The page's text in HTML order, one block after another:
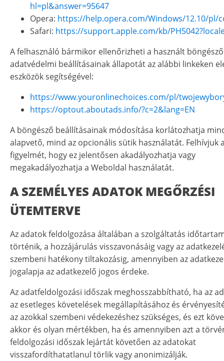
hl=pl&answer=95647
Opera: https://help.opera.com/Windows/12.10/pl/
Safari: https://support.apple.com/kb/
A felhasználó bármikor ellenőrizheti a használt
adatvédelmi beállításainak állapotát az alábbi linkeken
eszközök segítségével:
https://www.youronlinechoices.com/pl/
https://optout.aboutads.info/?c=2&lang=EN
A böngésző beállításainak módosítása korlátozhatja
alapvető, mind az opcionális sütik használatát. Felhívjuk
figyelmét, hogy ez jelentősen akadályozhatja vagy
megakadályozhatja a Weboldal használatát.
A SZEMÉLYES ADATOK MEGŐRZÉSI
ÜTEMTERVE
Az adatok feldolgozása általában a szolgáltatás
történik, a hozzájárulás visszavonásáig vagy az
szembeni hatékony tiltakozásig, amennyiben az
jogalapja az adatkezelő jogos érdeke.
Az adatfeldolgozási időszak meghosszabbítható, ha az
az esetleges követelések megállapításához és
az azokkal szembeni védekezéshez szükséges, és ezt
akkor és olyan mértékben, ha és amennyiben azt a
feldolgozási időszak lejártát követően az adatokat
visszafordíthatatlanul törlik vagy anonimizálják.